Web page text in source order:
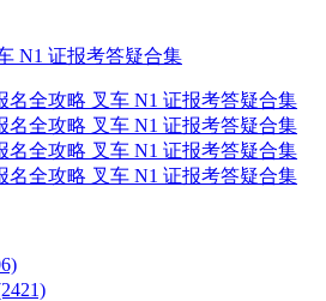
N1 证报考答疑合集